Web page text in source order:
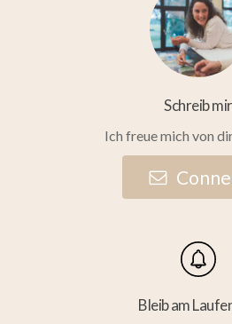
Schreib mir
Ich freue mich von
Conne
Bleib am